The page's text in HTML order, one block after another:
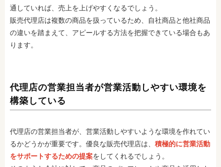
通していれば、売上を上げやすくなるでしょう。
販売代理店は複数の商品を扱っているため、自社商品と他社商品
の違いを踏まえて、アピールする方法を把握できている場合もあ
ります。
代理店の営業担当者が営業活動しやすい環境を
構築している
代理店の営業担当者が、営業活動しやすいような環境を作れてい
るかどうかが重要です。優良な販売代理店は、 積極的に営業活動
をサポートするための提案をしてくれるでしょう。